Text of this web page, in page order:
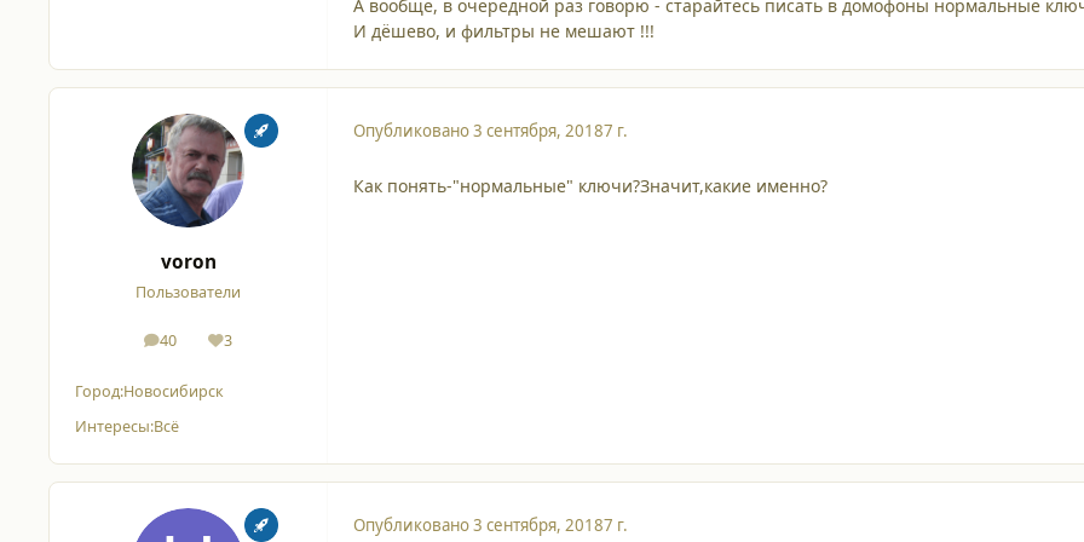
А вообще, в очередной раз говорю - старайтесь писать в домофоны нормальные
И дёшево, и фильтры не мешают !!!
voron
Пользователи
40
сообщения
3
Репутация
Город:Новосибирск
Интересы:Всё
Опубликовано3 сентября, 20187 г.
Как понять-"нормальные" ключи?Значит,какие именно?
Опубликовано3 сентября, 20187 г.